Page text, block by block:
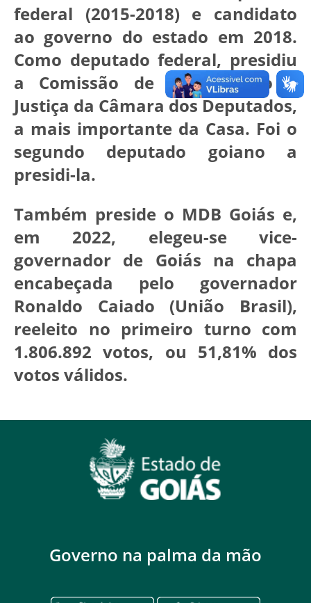
federal (2015-2018) e candidato
ao governo do estado em 2018.
Como deputado federal, presidiu
a Comissão de Constituição e
Justiça da Câmara dos Deputados,
a mais importante da Casa. Foi o
segundo deputado goiano a
presidi-la.
Também preside o MDB Goiás e,
em 2022, elegeu-se vice-
governador de Goiás na chapa
encabeçada pelo governador
Ronaldo Caiado (União Brasil),
reeleito no primeiro turno com
1.806.892 votos, ou 51,81% dos
votos válidos.
Governo na palma da mão